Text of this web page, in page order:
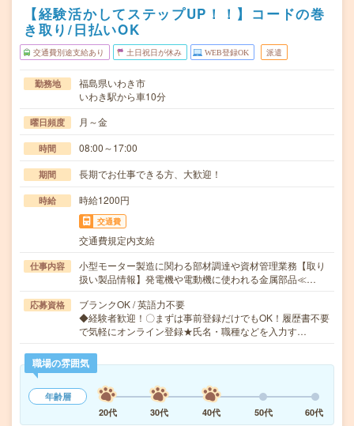
【経験活かしてステップUP！！】コードの巻
き取り/日払いOK
交通費別途支給あり 土日祝日が休み WEB登録OK 派遣
勤務地
福島県いわき市
いわき駅から車10分
曜日頻度 月～金
時間 08:00～17:00
期間 長期でお仕事できる方、大歓迎！
時給 時給1200円
交通費
交通費規定内支給
仕事内容
小型モーター製造に関わる部材調達や資材管理業務【取り
扱い製品情報】発電機や電動機に使われる金属部品≪…
応募資格
ブランクOK / 英語力不要
◆経験者歓迎！〇まずは事前登録だけでもOK！履歴書不要
で気軽にオンライン登録★氏名・職種などを入力す…
職場の雰囲気
年齢層
20代
30代 40代 50代 60代